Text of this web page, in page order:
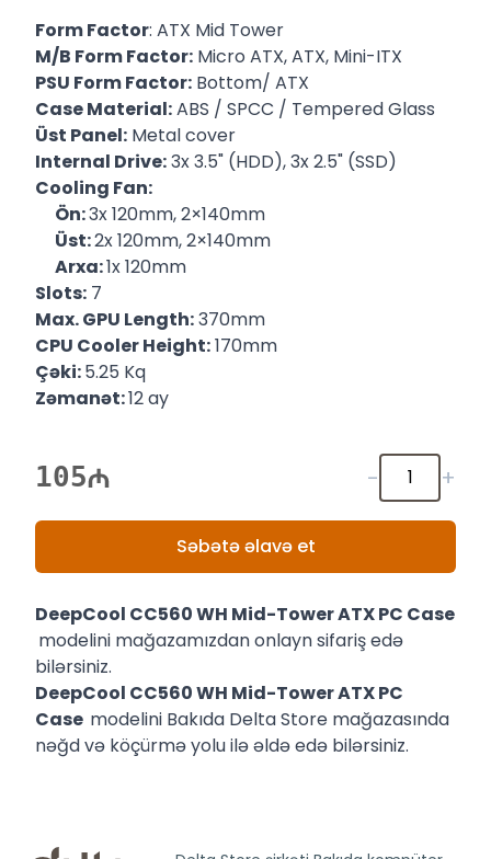
Form Factor: ATX Mid Tower
M/B Form Factor: Micro ATX, ATX, Mini-ITX
PSU Form Factor: Bottom/ ATX
Case Material:ABS / SPCC / Tempered Glass
Üst Panel: Metal cover
Internal Drive:3x 3.5" (HDD), 3x 2.5" (SSD)
Cooling Fan:
Ön:3x 120mm, 2×140mm
Üst:2x 120mm, 2×140mm
Arxa:1x 120mm
Slots: 7
Max. GPU Length:370mm
CPU Cooler Height:170mm
Çəki:5.25 Kq
Zəmanət:12 ay
105 - +
Səbətə əlavə et
DeepCool CC560 WH Mid-Tower ATX PC Case
modelini mağazamızdan onlayn sifariş edə
bilərsiniz.
DeepCool CC560 WH Mid-Tower ATX PC
Case modelini Bakıda Delta Store mağazasında
nəğd və köçürmə yolu ilə əldə edə bilərsiniz.